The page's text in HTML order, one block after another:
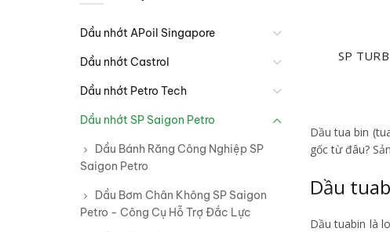
NHẬN
SP
Dầu tua bin
gốc từ đâu?
Dầu
Dầu tuabin là
Dầu nhớt APoil Singapore
Dầu nhớt Castrol
Dầu nhớt Petro Tech
Dầu nhớt SP Saigon Petro
Dầu Bánh Răng Công Nghiệp SP
Saigon Petro
Dầu Bơm Chân Không SP Saigon
Petro - Công Cụ Hỗ Trợ Đắc Lực